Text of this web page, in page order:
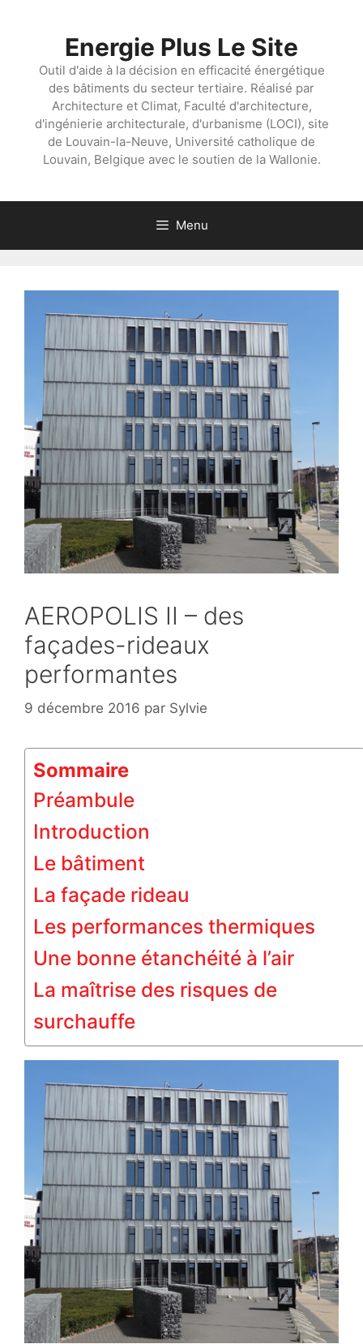
Energie Plus Le Site
Outil d'aide à la décision en efficacité énergétique
des bâtiments du secteur tertiaire. Réalisé par
Architecture et Climat, Faculté d'architecture,
d'ingénierie architecturale, d'urbanisme (LOCI), site
de Louvain-la-Neuve, Université catholique de
Louvain, Belgique avec le soutien de la Wallonie.
Menu
AEROPOLIS II – des
façades-rideaux
performantes
9 décembre 2016 par Sylvie
Sommaire
Préambule
Introduction
Le bâtiment
La façade rideau
Les performances thermiques
Une bonne étanchéité à l’air
La maîtrise des risques de
surchauffe